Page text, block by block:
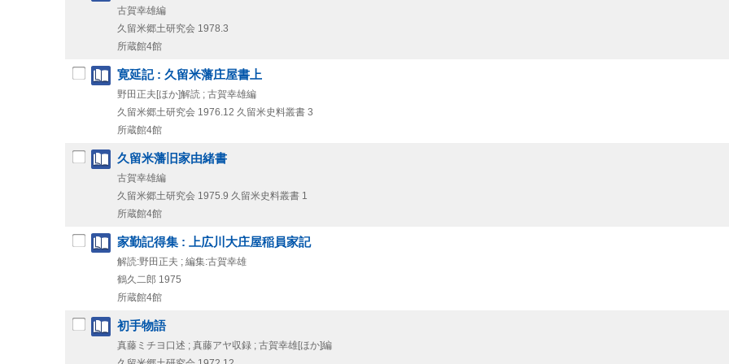
古賀幸雄編
久留米郷土研究会 1978.3
所蔵館4館
寛延記 : 久留米藩庄屋書上
野田正夫[ほか]解読 ; 古賀幸雄編
久留米郷土研究会 1976.12 久留米史料叢書 3
所蔵館4館
久留米藩旧家由緒書
古賀幸雄編
久留米郷土研究会 1975.9 久留米史料叢書 1
所蔵館4館
家勤記得集 : 上広川大庄屋稲員家記
解読:野田正夫 ; 編集:古賀幸雄
鶴久二郎 1975
所蔵館4館
初手物語
真藤ミチヨ口述 ; 真藤アヤ収録 ; 古賀幸雄[ほか]編